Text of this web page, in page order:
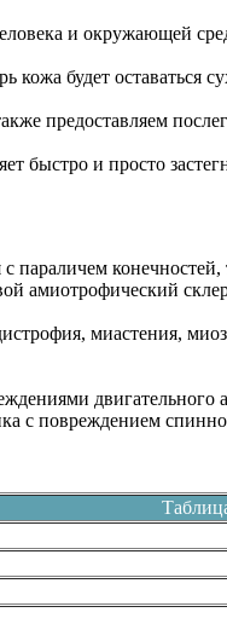
и окружающей
будет оставаться
предоставляем
быстро и просто
параличем
амиотрофический
миастения,
двигательного
с повреждением